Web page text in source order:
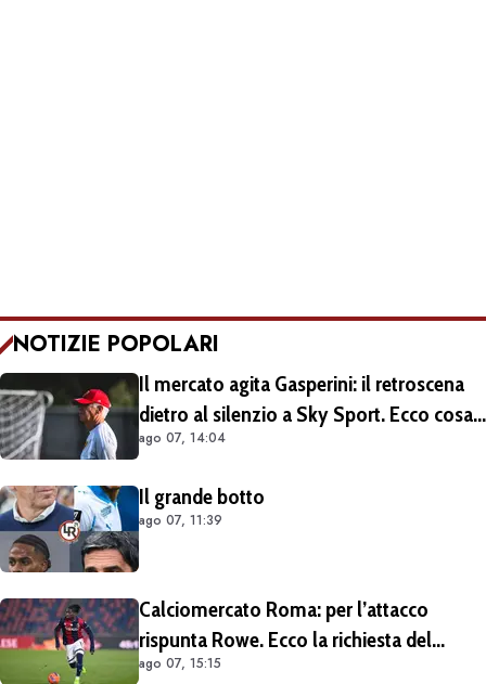
NOTIZIE POPOLARI
Il mercato agita Gasperini: il retroscena
dietro al silenzio a Sky Sport. Ecco cosa
è emerso dal meeting con la proprietà
ago 07, 14:04
Il grande botto
ago 07, 11:39
Calciomercato Roma: per l’attacco
rispunta Rowe. Ecco la richiesta del
Bologna
ago 07, 15:15